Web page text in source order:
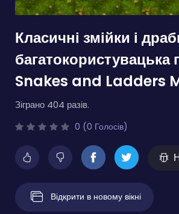
Класичні змійки і
багатокористувацька
Snakes and Ladders
Зіграно 404 разів.
0 (0 Голосів)
Відкрити в новому вікні